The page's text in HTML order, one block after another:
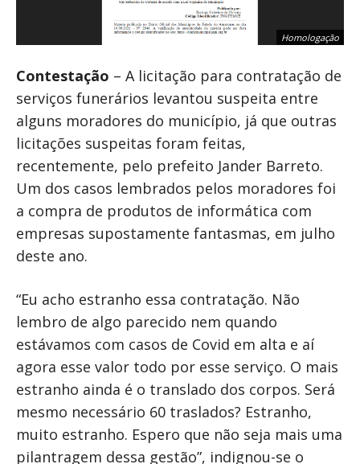
Homologação
Contestação – A licitação para contratação de
serviços funerários levantou suspeita entre
alguns moradores do município, já que outras
licitações suspeitas foram feitas,
recentemente, pelo prefeito Jander Barreto.
Um dos casos lembrados pelos moradores foi
a compra de produtos de informática com
empresas supostamente fantasmas, em julho
deste ano.
“Eu acho estranho essa contratação. Não
lembro de algo parecido nem quando
estávamos com casos de Covid em alta e aí
agora esse valor todo por esse serviço. O mais
estranho ainda é o translado dos corpos. Será
mesmo necessário 60 traslados? Estranho,
muito estranho. Espero que não seja mais uma
pilantragem dessa gestão”, indignou-se o